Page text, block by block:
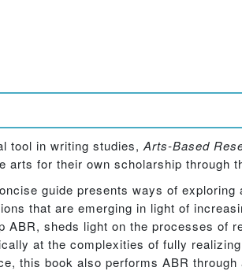
tool in writing studies, Arts-Based
arts for their own scholarship
guide presents ways of exploring
that are emerging in light of
sheds light on the processes of
at the complexities of fully
this book also performs ABR